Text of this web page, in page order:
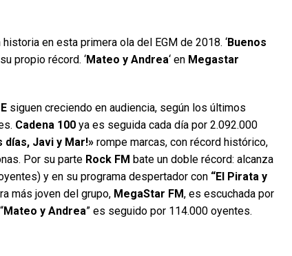
historia en esta primera ola del EGM de 2018. ‘Buenos
propio récord. ‘Mateo y Andrea‘ en Megastar
siguen creciendo en audiencia, según los últimos
Cadena 100 ya es seguida cada día por 2.092.000
días, Javi y Mar!» rompe marcas, con récord histórico,
Por su parte Rock FM bate un doble récord: alcanza
y en su programa despertador con “El Pirata y
más joven del grupo, MegaStar FM, es escuchada por
Mateo y Andrea” es seguido por 114.000 oyentes.